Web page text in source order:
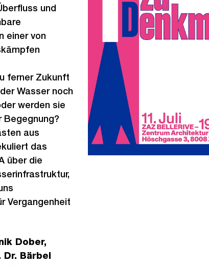
und
einer von
ferner Zukunft
Wasser noch
werden sie
Begegnung?
aus
das
über die
Vergangenheit
Dober,
Dr. Bärbel